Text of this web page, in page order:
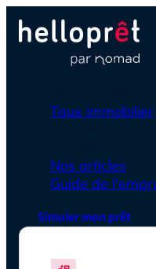
Taux immobilier
Nos articles
Guide de
Simuler mon prêt